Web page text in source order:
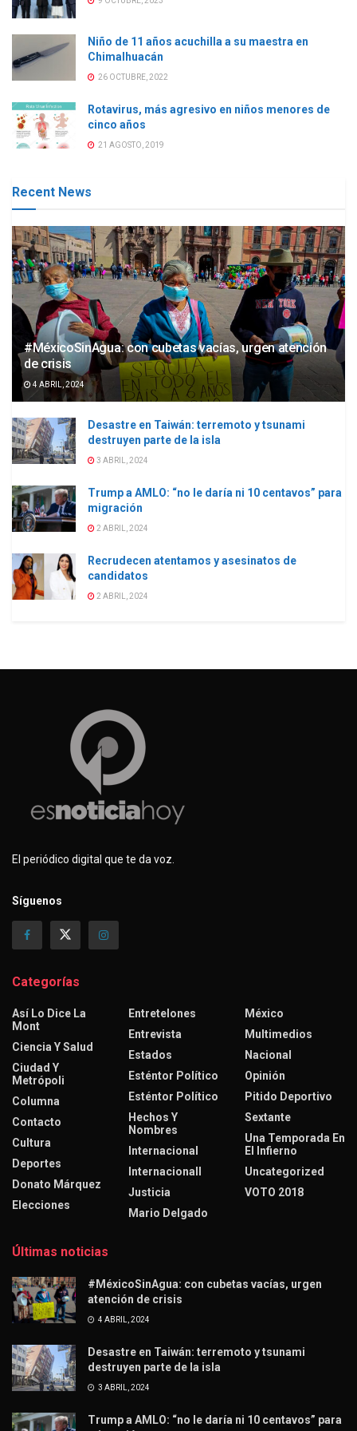
Niño de 11 años acuchilla a su maestra en
Chimalhuacán
26 OCTUBRE, 2022
Rotavirus, más agresivo en niños menores de
cinco años
21 AGOSTO, 2019
Recent News
#MéxicoSinAgua: con cubetas vacías, urgen atención
de crisis
4 ABRIL, 2024
Desastre en Taiwán: terremoto y tsunami
destruyen parte de la isla
3 ABRIL, 2024
Trump a AMLO: “no le daría ni 10 centavos” para
migración
2 ABRIL, 2024
Recrudecen atentamos y asesinatos de
candidatos
2 ABRIL, 2024
El periódico digital que te da voz.
Síguenos
Categorías
Así Lo Dice La
Mont
Ciencia Y Salud
Ciudad Y
Metrópoli
Columna
Contacto
Cultura
Deportes
Donato Márquez
Elecciones
Entretelones
Entrevista
Estados
Esténtor Político
Esténtor Político
Hechos Y
Nombres
Internacional
Internacionall
Justicia
Mario Delgado
México
Multimedios
Nacional
Opinión
Pitido Deportivo
Sextante
Una Temporada En
El Infierno
Uncategorized
VOTO 2018
Últimas noticias
#MéxicoSinAgua: con cubetas vacías, urgen
atención de crisis
4 ABRIL, 2024
Desastre en Taiwán: terremoto y tsunami
destruyen parte de la isla
3 ABRIL, 2024
Trump a AMLO: “no le daría ni 10 centavos” para